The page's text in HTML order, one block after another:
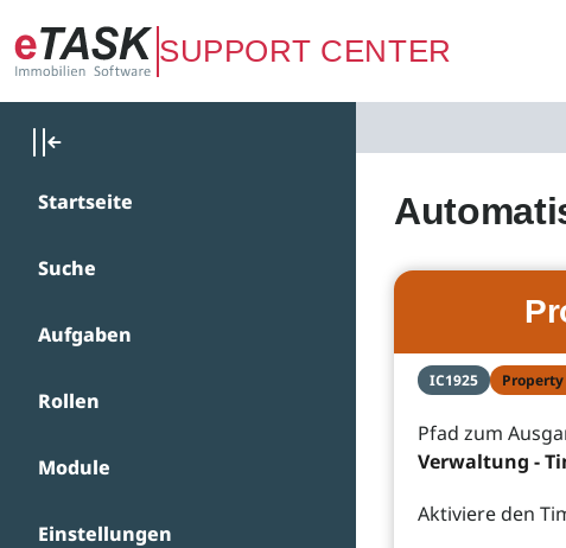
Zum Hauptinhalt springen
SUPPORT CENTER
Startseite
Suche
Aufgaben
Rollen
Module
Einstellungen
IC1925
Pfad zum
Verwaltung -
Aktiviere den